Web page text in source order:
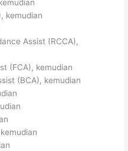
kemudian
Assist (RCCA),
(FCA), kemudian
(BCA), kemudian